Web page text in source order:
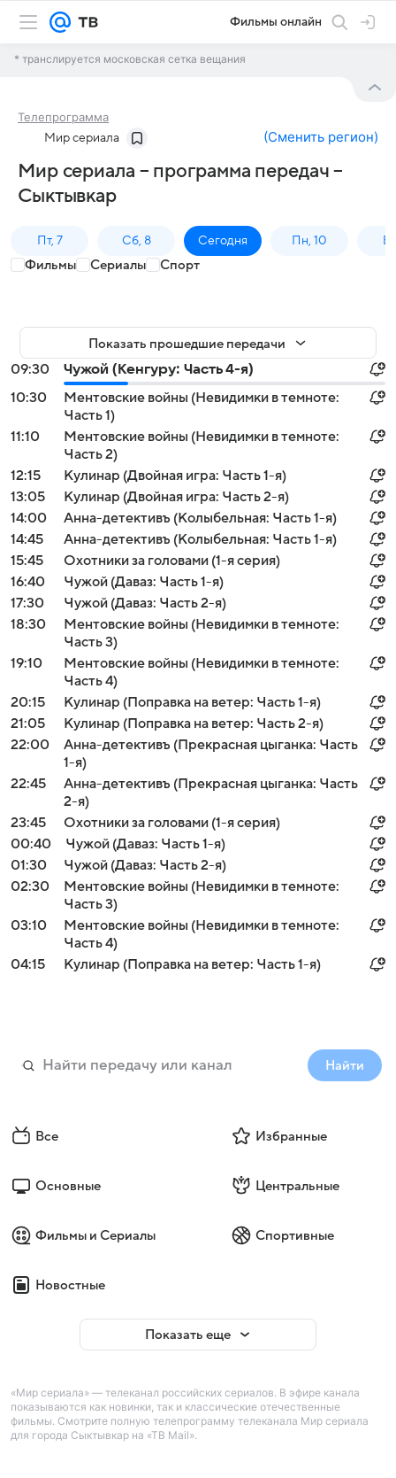
Фильмы онлайн
* транслируется московская сетка вещания
Телепрограмма
Мир сериала (Сменить регион)
Мир сериала – программа передач –
Сыктывкар
Пт, 7 Сб, 8 Сегодня Пн, 10
Фильмы Сериалы Спорт
Показать прошедшие передачи
09:30
Чужой (Кенгуру: Часть 4-я)
10:30
Ментовские войны (Невидимки в темноте:
Часть 1)
11:10
Ментовские войны (Невидимки в темноте:
Часть 2)
12:15
Кулинар (Двойная игра: Часть 1-я)
13:05
Кулинар (Двойная игра: Часть 2-я)
14:00
Анна-детективъ (Колыбельная: Часть 1-я)
14:45
Анна-детективъ (Колыбельная: Часть 1-я)
15:45
Охотники за головами (1-я серия)
16:40
Чужой (Даваз: Часть 1-я)
17:30
Чужой (Даваз: Часть 2-я)
18:30
Ментовские войны (Невидимки в темноте:
Часть 3)
19:10
Ментовские войны (Невидимки в темноте:
Часть 4)
20:15
Кулинар (Поправка на ветер: Часть 1-я)
21:05
Кулинар (Поправка на ветер: Часть 2-я)
22:00
Анна-детективъ (Прекрасная цыганка: Часть
1-я)
22:45
Анна-детективъ (Прекрасная цыганка: Часть
2-я)
23:45
Охотники за головами (1-я серия)
00:40
Чужой (Даваз: Часть 1-я)
01:30
Чужой (Даваз: Часть 2-я)
02:30
Ментовские войны (Невидимки в темноте:
Часть 3)
03:10
Ментовские войны (Невидимки в темноте:
Часть 4)
04:15
Кулинар (Поправка на ветер: Часть 1-я)
Найти
Все Избранные
Основные Центральные
Фильмы и Сериалы Спортивные
Новостные
Показать еще
«Мир сериала» — телеканал российских сериалов. В эфире канала
показываются как новинки, так и классические отечественные
фильмы. Смотрите полную телепрограмму телеканала Мир сериала
для города Сыктывкар на «ТВ Mail».